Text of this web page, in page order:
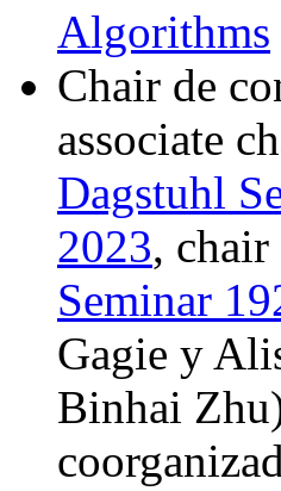
Algorithms
Chair de
associate
Dagstuhl
2023, chair
Seminar
Gagie y
Binhai